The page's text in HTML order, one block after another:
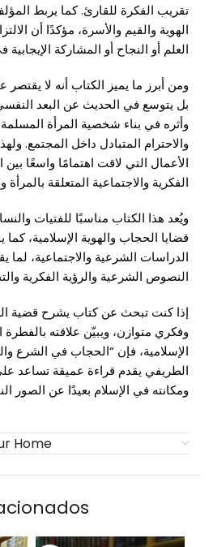
تقريب الفكرة للقارئ. كما يربط
الهوية والقيم والأسرة، مؤكدًا أن
العلم أو النجاح أو المشاركة
ومن أبرز ما يميز الكتاب أنه لا
بل يتوسع في الحديث عن البعد
وأثره في بناء شخصية المرأة
والاحترام المتبادل داخل المجتمع.
الأعمال التي لاقت اهتمامًا واسعًا بين
الفكرية والاجتماعية المتعلقة
ويُعد هذا الكتاب مناسبًا للفتيات
قضايا الحجاب والهوية الإسلامية، كما
الدراسات الشرعية والاجتماعية،
النصوص الشرعية والرؤية الفكرية
إذا كنت تبحث عن كتاب يشرح قضية
وفكري متوازن، ويبيّن علاقته بالفطرة
الإسلامية، فإن “الحجاب في الشرع
الطريفي يقدم قراءة عميقة تساعد
ومكانته في الإسلام بعيدًا عن الصور
Home